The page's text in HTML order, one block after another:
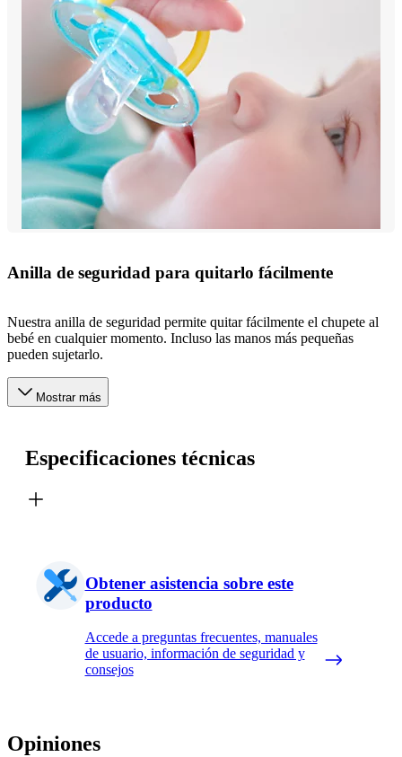
Anilla de seguridad para quitarlo fácilmente
Nuestra anilla de seguridad permite quitar fácilmente el chupete al
bebé en cualquier momento. Incluso las manos más pequeñas
pueden sujetarlo.
Mostrar más
Especificaciones técnicas
Obtener asistencia sobre este
producto
Accede a preguntas frecuentes, manuales
de usuario, información de seguridad y
consejos
Opiniones